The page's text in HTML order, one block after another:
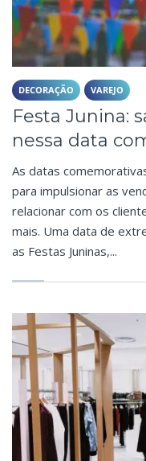
DECORAÇÃO VAREJO
Festa Junina:
nessa data
As datas
para impulsionar as
relacionar com os
mais. Uma data de
as Festas Juninas,...